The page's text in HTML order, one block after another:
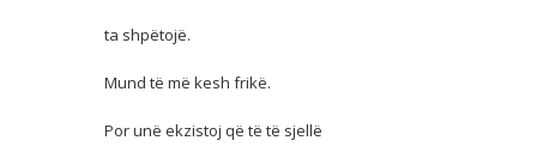
ta shpëtojë.
Mund të më kesh frikë.
Por unë ekzistoj që të të sjellë